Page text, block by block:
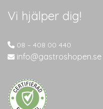
Vi hjälper dig!
08 – 408 00 440
info@gastroshopen.se